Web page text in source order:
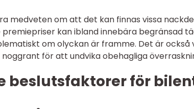
medveten om att det kan finnas vissa
premiepriser kan ibland innebära begränsad
om olyckan är framme. Det är
för att undvika obehagliga
beslutsfaktorer för